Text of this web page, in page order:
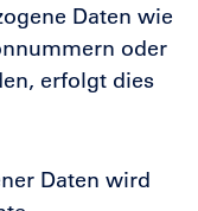
Daten wie
oder
erfolgt dies
Daten wird